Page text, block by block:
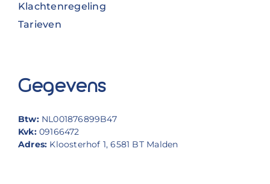
Klachtenregeling
Tarieven
Gegevens
Btw: NL001876899B47
Kvk:09166472
Adres: Kloosterhof 1, 6581 BT Malden